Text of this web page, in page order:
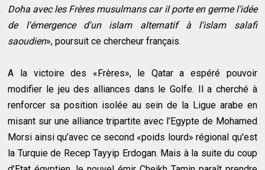
Doha avec les Frères musulmans car il porte en germe l'idée
de l'émergence d'un islam alternatif à l'islam salafi
saoudien», poursuit ce chercheur français.
A la victoire des «Frères», le Qatar a espéré pouvoir
modifier le jeu des alliances dans le Golfe. Il a cherché à
renforcer sa position isolée au sein de la Ligue arabe en
misant sur une alliance tripartite avec l’Egypte de Mohamed
Morsi ainsi qu’avec ce second «poids lourd» régional qu'est
la Turquie de Recep Tayyip Erdogan. Mais à la suite du coup